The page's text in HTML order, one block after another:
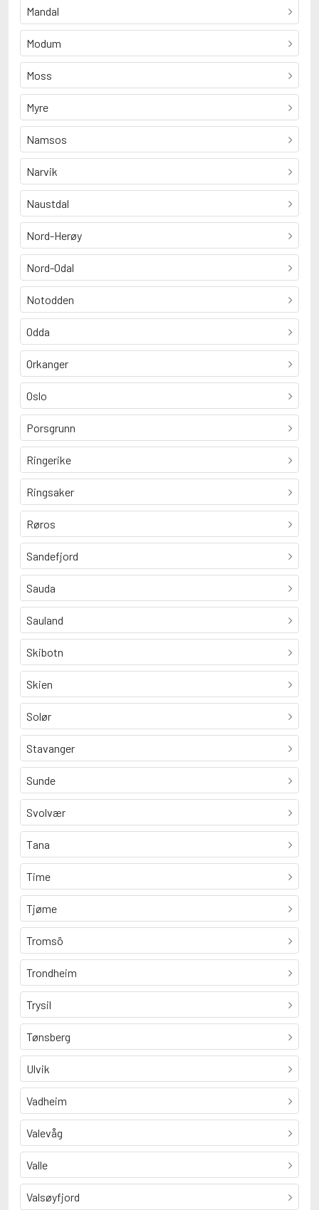
Mandal
Modum
Moss
Myre
Namsos
Narvik
Naustdal
Nord-Herøy
Nord-Odal
Notodden
Odda
Orkanger
Oslo
Porsgrunn
Ringerike
Ringsaker
Røros
Sandefjord
Sauda
Sauland
Skibotn
Skien
Solør
Stavanger
Sunde
Svolvær
Tana
Time
Tjøme
Tromsö
Trondheim
Trysil
Tønsberg
Ulvik
Vadheim
Valevåg
Valle
Valsøyfjord